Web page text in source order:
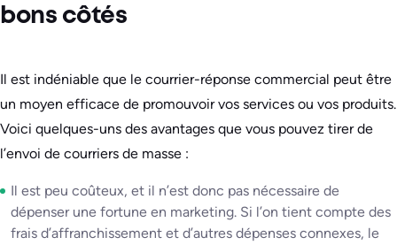
bons côtés
Il est indéniable que le courrier-réponse commercial peut être
un moyen efficace de promouvoir vos services ou vos produits.
Voici quelques-uns des avantages que vous pouvez tirer de
l’envoi de courriers de masse :
Il est peu coûteux, et il n’est donc pas nécessaire de
dépenser une fortune en marketing. Si l’on tient compte des
frais d’affranchissement et d’autres dépenses connexes, le